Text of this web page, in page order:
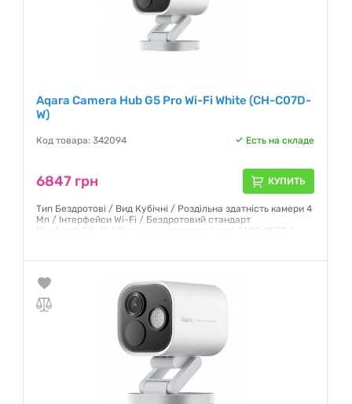
Aqara Camera Hub G5 Pro Wi-Fi White (CH-C07D-
W)
Код товара: 342094 Есть на складе
6847 грн КУПИТЬ
Тип Бездротові / Вид Кубічні / Роздільна здатність камери 4
Мп / Інтерфейси Wi-Fi / Бездротовий стандарт
Bluetooth/Wi-Fi / Роздільна здатність відео 2688х1520 /
Гарантия:12 месяцев